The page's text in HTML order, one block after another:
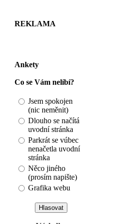
REKLAMA
Ankety
Co se Vám nelíbí?
Jsem spokojen
(nic neměnit)
Dlouho se načítá
uvodní stránka
Parkrát se vúbec
nenačetla uvodní
stránka
Něco jiného
(prosím napište)
Grafika webu